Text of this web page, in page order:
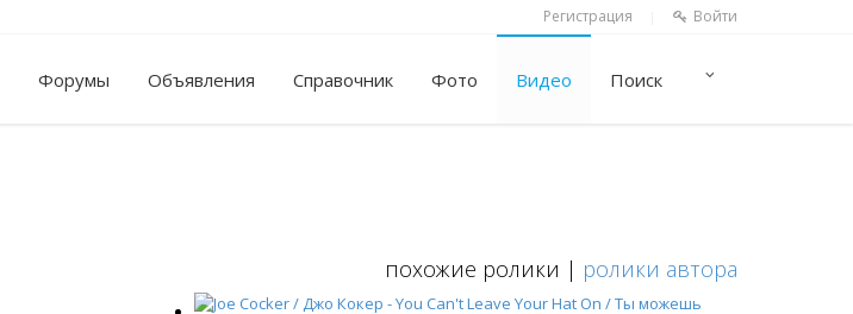
Регистрация Войти
Форумы Объявления Справочник Фото Видео Поиск
похожие ролики | ролики автора